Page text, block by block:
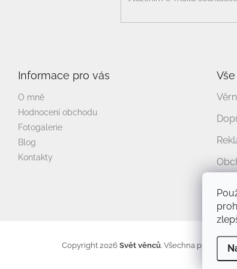
Informace pro vás
O mně
Hodnocení obchodu
Fotogalerie
Blog
Kontakty
Copyright 2026 Svět věnců. Všechna práva